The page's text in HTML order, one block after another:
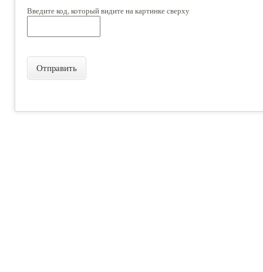
Введите код, который видите на картинке сверху
Отправить